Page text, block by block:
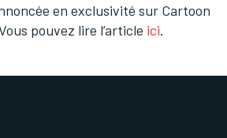
en exclusivité sur Cartoon
pouvez lire l’article ici.